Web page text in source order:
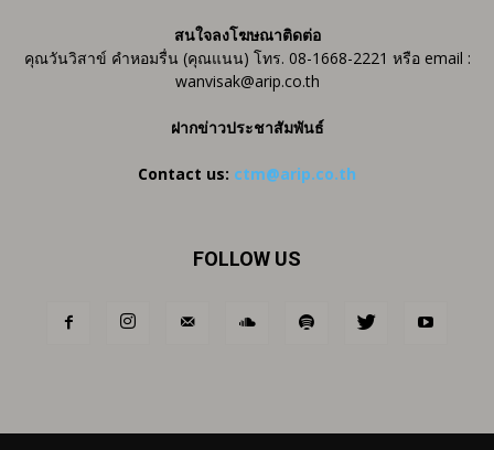
สนใจลงโฆษณาติดต่อ
คุณวันวิสาข์ คำหอมรื่น (คุณแนน) โทร. 08-1668-2221 หรือ email :
wanvisak@arip.co.th
ฝากข่าวประชาสัมพันธ์
Contact us: ctm@arip.co.th
FOLLOW US